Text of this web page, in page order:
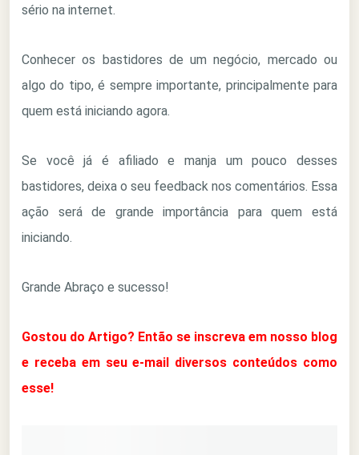
sério na internet.
Conhecer os bastidores de um negócio, mercado ou
algo do tipo, é sempre importante, principalmente para
quem está iniciando agora.
Se você já é afiliado e manja um pouco desses
bastidores, deixa o seu feedback nos comentários. Essa
ação será de grande importância para quem está
iniciando.
Grande Abraço e sucesso!
Gostou do Artigo? Então se inscreva em nosso blog
e receba em seu e-mail diversos conteúdos como
esse!